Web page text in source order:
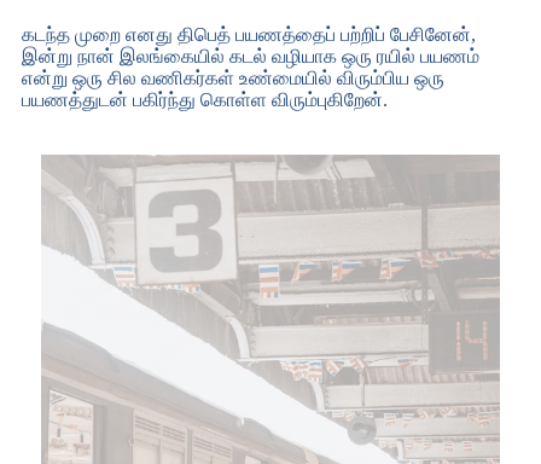
கடந்த முறை எனது திபெத் பயணத்தைப் பற்றிப் பேசினேன்,
இன்று நான் இலங்கையில் கடல் வழியாக ஒரு ரயில் பயணம்
என்று ஒரு சில வணிகர்கள் உண்மையில் விரும்பிய ஒரு
பயணத்துடன் பகிர்ந்து கொள்ள விரும்புகிறேன்.